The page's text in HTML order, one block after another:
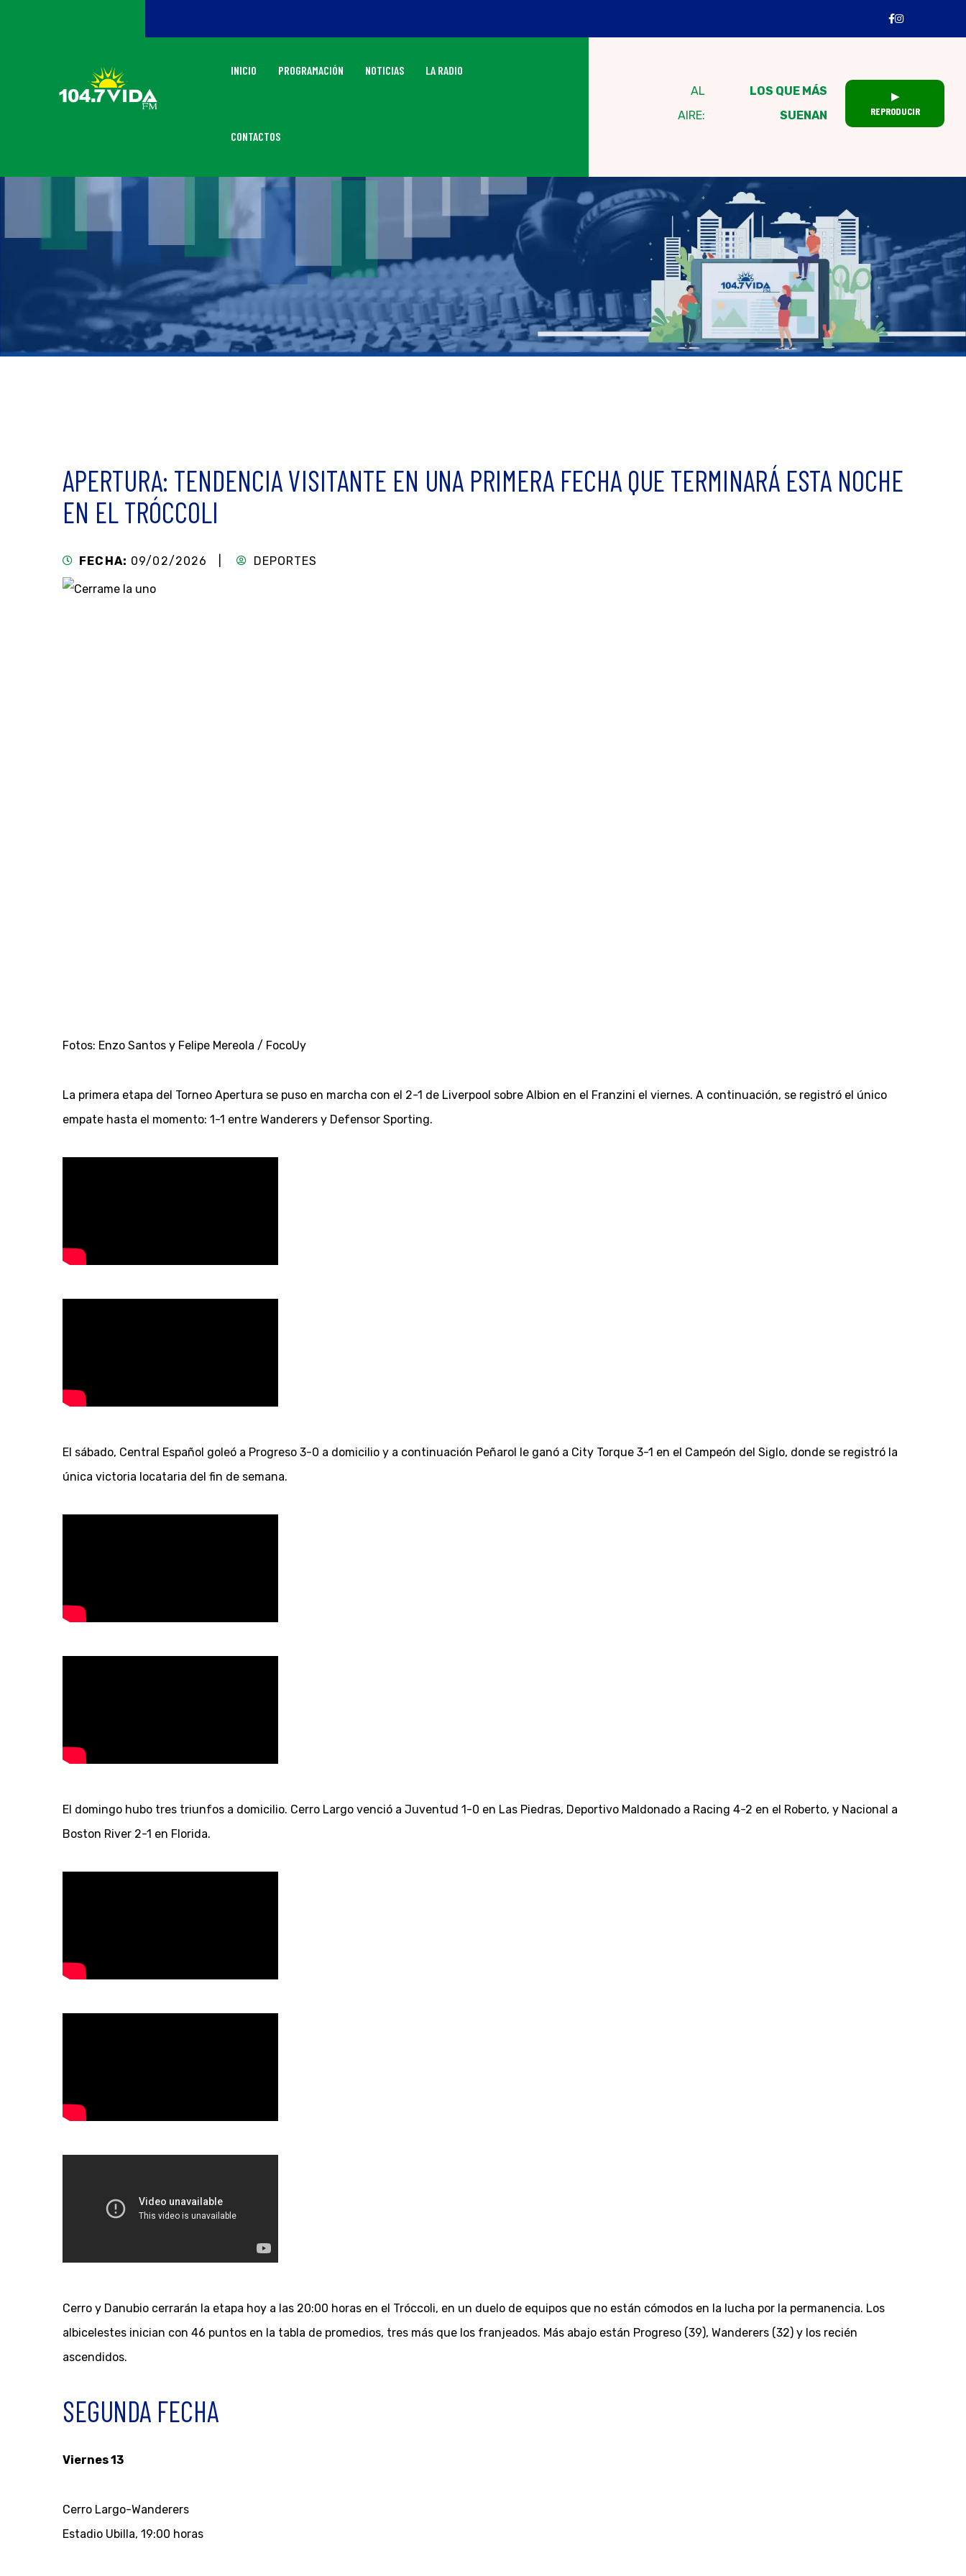
INICIO PROGRAMACIÓN NOTICIAS LA RADIO
CONTACTOS
AL
AIRE:
LOS QUE MÁS
SUENAN
▶
REPRODUCIR
APERTURA: TENDENCIA VISITANTE EN UNA PRIMERA FECHA QUE TERMINARÁ ESTA NOCHE
EN EL TRÓCCOLI
FECHA: 09/02/2026 | DEPORTES
Fotos: Enzo Santos y Felipe Mereola / FocoUy
La primera etapa del Torneo Apertura se puso en marcha con el 2-1 de Liverpool sobre Albion en el Franzini el viernes. A continuación, se registró el único
empate hasta el momento: 1-1 entre Wanderers y Defensor Sporting.
El sábado, Central Español goleó a Progreso 3-0 a domicilio y a continuación Peñarol le ganó a City Torque 3-1 en el Campeón del Siglo, donde se registró la
única victoria locataria del fin de semana.
El domingo hubo tres triunfos a domicilio. Cerro Largo venció a Juventud 1-0 en Las Piedras, Deportivo Maldonado a Racing 4-2 en el Roberto, y Nacional a
Boston River 2-1 en Florida.
Cerro y Danubio cerrarán la etapa hoy a las 20:00 horas en el Tróccoli, en un duelo de equipos que no están cómodos en la lucha por la permanencia. Los
albicelestes inician con 46 puntos en la tabla de promedios, tres más que los franjeados. Más abajo están Progreso (39), Wanderers (32) y los recién
ascendidos.
SEGUNDA FECHA
Viernes 13
Cerro Largo-Wanderers
Estadio Ubilla, 19:00 horas